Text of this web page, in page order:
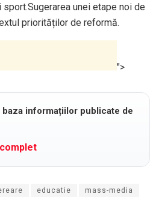
unei etape noi de
priorităților de reformă.
">
informațiilor publicate de
educatie mass-media